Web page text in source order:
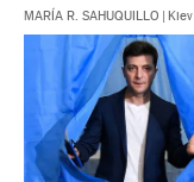
MARÍA R. SAHUQUILLO Kiev